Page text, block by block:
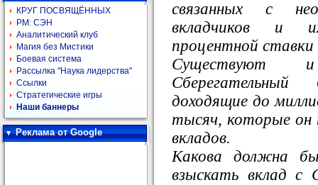
КРУГ ПОСВЯЩЁННЫХ
РМ: СЭН
Аналитический клуб
Магия без Мистики
Боевая система
Рассылка "Наука лидерства"
Ссылки
Стратегические игры
Наши баннеры
Реклама от Google
связанных с
вкладчиков и
процентной
Существуют
доходящие до
тысяч, которые он
вкладов.
Какова должна
взыскать вклад с